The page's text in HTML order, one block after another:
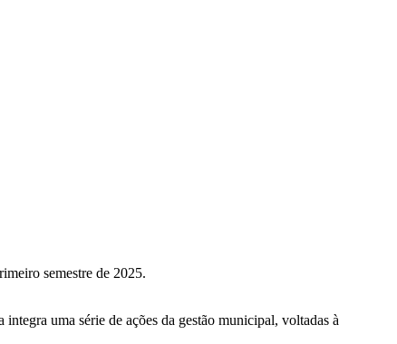
semestre de 2025.
uma série de ações da gestão municipal, voltadas à